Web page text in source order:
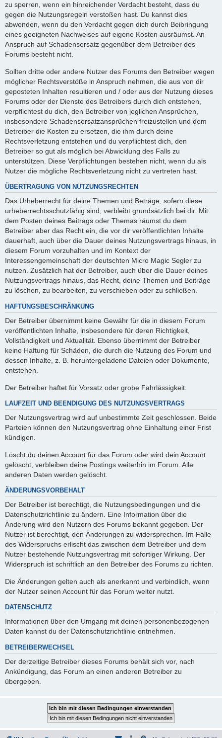
zu sperren, wenn ein hinreichender Verdacht besteht, dass du
gegen die Nutzungsregeln verstoßen hast. Du kannst dies
abwenden, wenn du den Verdacht gegen dich durch Beibringung
eines geeigneten Nachweises auf eigene Kosten ausräumst. An
Anspruch auf Schadensersatz gegenüber dem Betreiber des
Forums besteht nicht.
Sollten dritte oder andere Nutzer des Forums den Betreiber wegen
möglicher Rechtsverstöße in Anspruch nehmen, die aus von dir
geposteten Inhalten resultieren und / oder aus der Nutzung dieses
Forums oder der Dienste des Betreibers durch dich entstehen,
verpflichtest du dich, den Betreiber von jeglichen Ansprüchen,
insbesondere Schadensersatzansprüchen freizustellen und dem
Betreiber die Kosten zu ersetzen, die ihm durch deine
Rechtsverletzung entstehen und du verpflichtest dich, den
Betreiber so gut als möglich bei Abwicklung des Falls zu
unterstützen. Diese Verpflichtungen bestehen nicht, wenn du als
Nutzer die mögliche Rechtsverletzung nicht zu vertreten hast.
ÜBERTRAGUNG VON NUTZUNGSRECHTEN
Das Urheberrecht für deine Themen und Beträge, sofern diese
urheberrechtsschutzfähig sind, verbleibt grundsätzlich bei dir. Mit
dem Posten deines Beitrags oder Themas räumst du dem
Betreiber aber das Recht ein, die vor dir veröffentlichten Inhalte
dauerhaft, auch über die Dauer deines Nutzungsvertrags hinaus, in
diesem Forum vorzuhalten und im Kontext der
Interessengemeinschaft der deutschten Micro Magic Segler zu
nutzen. Zusätzlich hat der Betreiber, auch über die Dauer deines
Nutzungsvertrags hinaus, das Recht, deine Themen und Beiträge
zu löschen, zu bearbeiten, zu verschieben oder zu schließen.
HAFTUNGSBESCHRÄNKUNG
Der Betreiber übernimmt keine Gewähr für die in diesem Forum
veröffentlichten Inhalte, insbesondere für deren Richtigkeit,
Vollständigkeit und Aktualität. Ebenso übernimmt der Betreiber
keine Haftung für Schäden, die durch die Nutzung des Forum und
dessen Inhalte, z. B. heruntergeladene Dateien oder Dokumente,
entstehen.
Der Betreiber haftet für Vorsatz oder grobe Fahrlässigkeit.
LAUFZEIT UND BEENDIGUNG DES NUTZUNGSVERTRAGS
Der Nutzungsvertrag wird auf unbestimmte Zeit geschlossen. Beide
Parteien können den Nutzungsvertrag ohne Einhaltung einer Frist
kündigen.
Löscht du deinen Account für das Forum oder wird dein Account
gelöscht, verbleiben deine Postings weiterhin im Forum. Alle
anderen Daten werden gelöscht.
ÄNDERUNGSVORBEHALT
Der Betreiber ist berechtigt, die Nutzungsbedingungen und die
Datenschutzrichtlinie zu ändern. Eine Information über die
Änderung wird den Nutzern des Forums bekannt gegeben. Der
Nutzer ist berechtigt, den Änderungen zu widersprechen. Im Falle
des Widerspruchs erlischt das zwischen dem Betreiber und dem
Nutzer bestehende Nutzungsvertrag mit sofortiger Wirkung. Der
Widerspruch ist schriftlich an den Betreiber des Forums zu richten.
Die Änderungen gelten auch als anerkannt und verbindlich, wenn
der Nutzer seinen Account für das Forum weiter nutzt.
DATENSCHUTZ
Informationen über den Umgang mit deinen personenbezogenen
Daten kannst du der Datenschutzrichtlinie entnehmen.
BETREIBERWECHSEL
Der derzeitige Betreiber dieses Forums behält sich vor, nach
Ankündigung, das Forum an einen anderen Betreiber zu
übergeben.